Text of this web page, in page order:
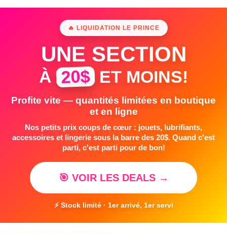
🔥 LIQUIDATION LE PRINCE
UNE SECTION
À 20$ ET MOINS!
Profite vite — quantités limitées en boutique
et en ligne
Nos petits prix coups de cœur : jouets, lubrifiants,
accessoires et lingerie sous la barre des 20$. Quand c'est
parti, c'est parti pour de bon!
🎯 VOIR LES DEALS →
⚡ Stock limité · 1er arrivé, 1er servi